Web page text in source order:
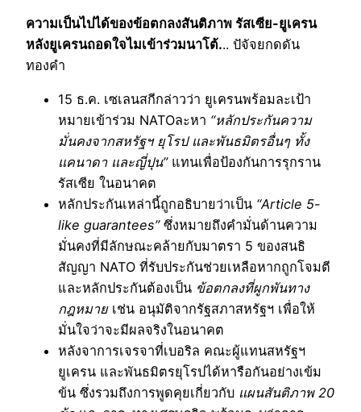
ความเป็นไปได้ของข้อตกลงสันติภาพ รัสเซีย-ยูเครน
หลังยูเครนถอดใจไมเข้าร่วมนาโต้... ปัจัจยกดดัน
ทองคำ
15 ธ.ค. เซเลนสกีกล่าวว่า ยูเครนพร้อมละเป้า
หมายเข้าร่วม NATOละหา “หลักประกันความ
มั่นคงจากสหรัฐฯ ยุโรป และพันธมิตรอื่นๆ ทั้ง
แคนาดา และญี่ปุน”แทนเพื่อป้องกันการรุกราน
รัสเซีย ในอนาคต
หลักประกันเหล่านี้ถูกอธิบายว่าเป็น “Article 5-
like guarantees”ซึ่งหมายถึงคำมั่นด้านความ
มั่นคงที่มีลักษณะคล้ายกับมาตรา 5 ของสนธิ
สัญญา NATO ที่รับประกันช่วยเหลือหากถูกโจมตี
และหลักประกันต้องเป็น ข้อตกลงที่ผูกพันทาง
กฎหมายเช่น อนุมัติจากรัฐสภาสหรัฐฯ เพื่อให้
มั่นใจว่าจะมีผลจริงในอนาคต
หลังจาการเจรจาที่เบอริล คณะผู้แทนสหรัฐฯ
ยูเครน และพันธมิตรยุโรปได้หารือกันอย่างเข้ม
ข้น ซึ่งรวมถึงการพูดคุยเกี่ยวกับ แผนสันติภาพ 20